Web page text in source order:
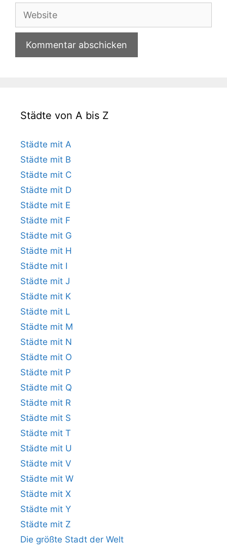
Adresse
Website
Städte von A bis Z
Städte mit A
Städte mit B
Städte mit C
Städte mit D
Städte mit E
Städte mit F
Städte mit G
Städte mit H
Städte mit I
Städte mit J
Städte mit K
Städte mit L
Städte mit M
Städte mit N
Städte mit O
Städte mit P
Städte mit Q
Städte mit R
Städte mit S
Städte mit T
Städte mit U
Städte mit V
Städte mit W
Städte mit X
Städte mit Y
Städte mit Z
Die größte Stadt der Welt